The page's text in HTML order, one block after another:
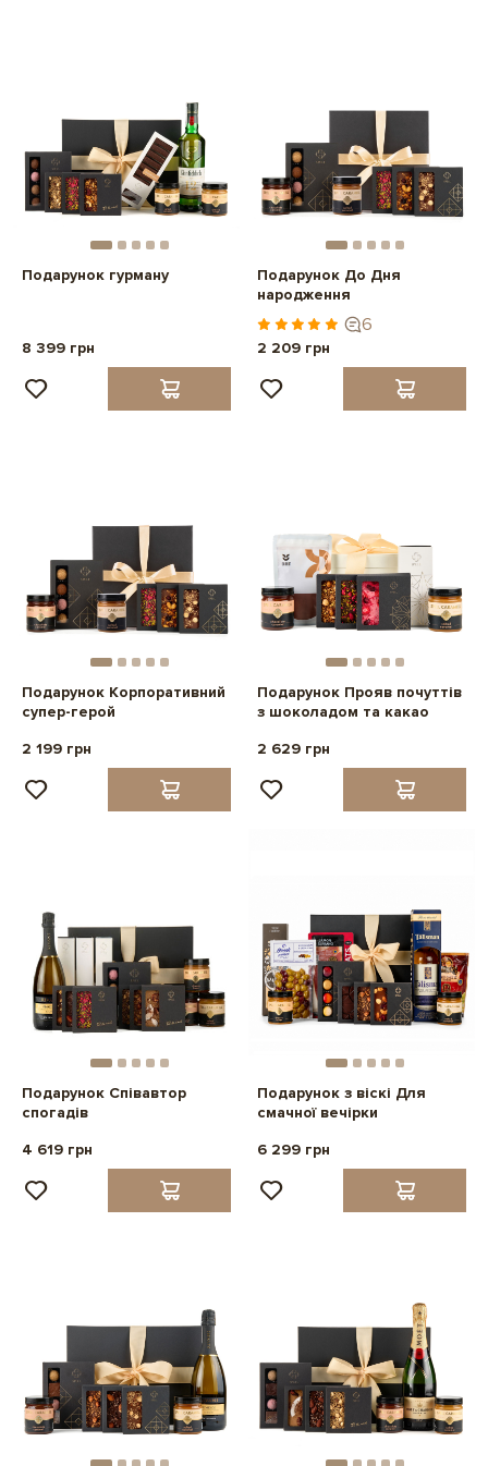
Подарунок гурману
8 399 грн
Подарунок До Дня
народження
6
2 209 грн
Подарунок Корпоративний
супер-герой
2 199 грн
Подарунок Прояв почуттів
з шоколадом та какао
2 629 грн
Подарунок Співавтор
спогадів
4 619 грн
Подарунок з віскі Для
смачної вечірки
6 299 грн